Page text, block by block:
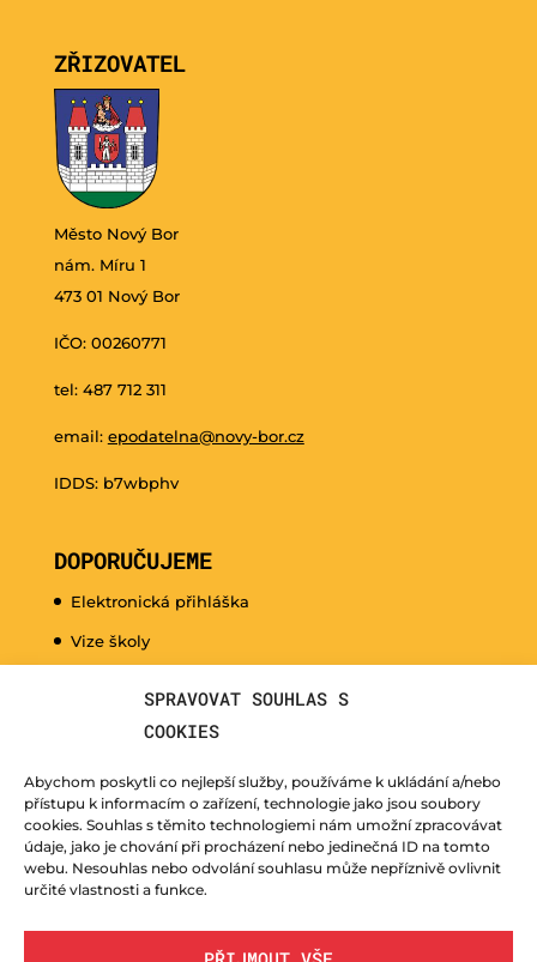
SPRAVOVAT SOUHLAS S
COOKIES
Abychom poskytli co nejlepší služby, používáme k ukládání a/nebo
přístupu k informacím o zařízení, technologie jako jsou soubory
cookies. Souhlas s těmito technologiemi nám umožní zpracovávat
údaje, jako je chování při procházení nebo jedinečná ID na tomto
webu. Nesouhlas nebo odvolání souhlasu může nepříznivě ovlivnit
určité vlastnosti a funkce.
ZŘIZOVATEL
Město Nový Bor
nám. Míru 1
473 01 Nový Bor
IČO: 00260771
tel: 487 712 311
email: epodatelna@novy-bor.cz
IDDS: b7wbphv
DOPORUČUJEME
Elektronická přihláška
Vize školy
Kurzy pro veřejnost
Fotogalerie
Učitelé